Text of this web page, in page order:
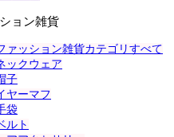
ョン雑貨
ァッション雑貨カテゴリすべて
ックウェア
子
ヤーマフ
袋
ルト